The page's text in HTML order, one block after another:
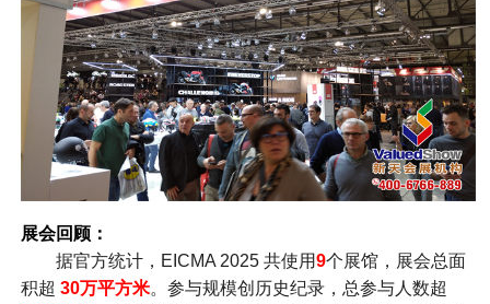
展会回顾：
据官方统计，EICMA 2025 共使用9个展馆，展会总面
积超 30万平方米。参与规模创历史纪录，总参与人数超